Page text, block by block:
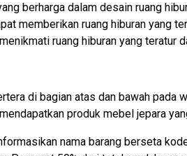
berharga dalam desain ruang
memberikan ruang hiburan
ruang hiburan yang teratur
di bagian atas dan bawah
produk mebel jepara
nama barang berseta